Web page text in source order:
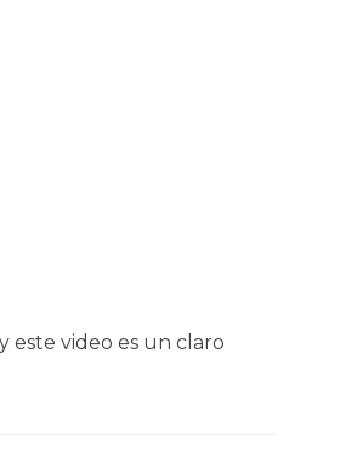
este video es un claro